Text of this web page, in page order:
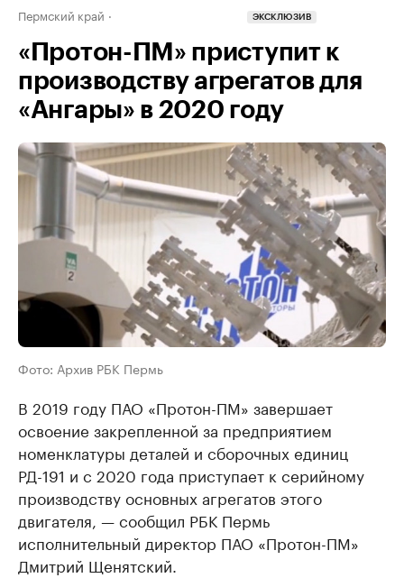
Пермский край ЭКСКЛЮЗИВ
«Протон-ПМ» приступит к
производству агрегатов для
«Ангары» в 2020 году
Фото: Архив РБК Пермь
В 2019 году ПАО «Протон-ПМ» завершает
освоение закрепленной за предприятием
номенклатуры деталей и сборочных единиц
РД-191 и с 2020 года приступает к серийному
производству основных агрегатов этого
двигателя, — сообщил РБК Пермь
исполнительный директор ПАО «Протон-ПМ»
Дмитрий Щенятский.